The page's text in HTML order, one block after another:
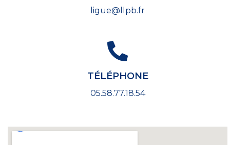
ligue@llpb.fr
TÉLÉPHONE
05.58.77.18.54